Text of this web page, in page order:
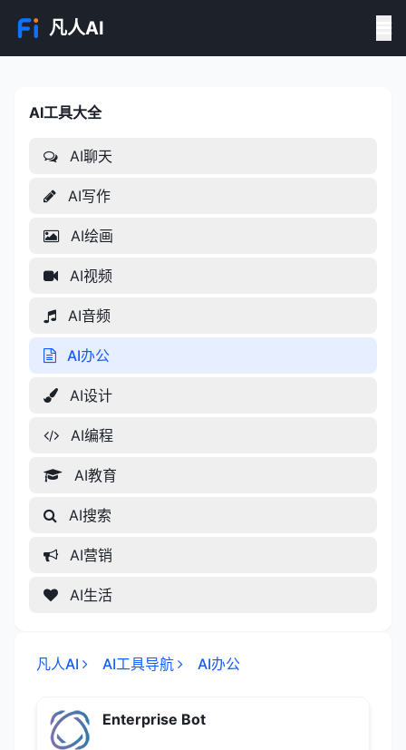
凡人AI
AI工具大全
AI工具大全
AI聊天
AI写作
AI绘画
AI视频
AI音频
AI办公
AI设计
AI编程
AI教育
AI搜索
AI营销
AI生活
凡人AI AI工具导航 AI办公
Enterprise Bot